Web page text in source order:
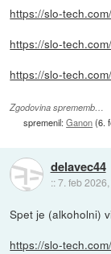
https://slo-
https://slo-
https://slo-
Zgodovina sprememb…
spremenil:Ganon(6.
delavec44
::7. feb
Spet je (alkoholni)
https://slo-